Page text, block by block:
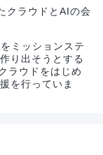
クラウドとAIの会
ミッションステ
り出そうとする
ラウドをはじめ
を行っていま